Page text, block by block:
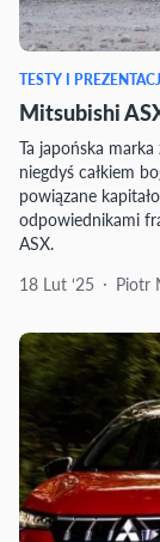
TESTY I
Mitsubishi
Ta japońska
niegdyś całkiem
powiązane
odpowiednikami
ASX.
18 Lut ‘25
Piotr